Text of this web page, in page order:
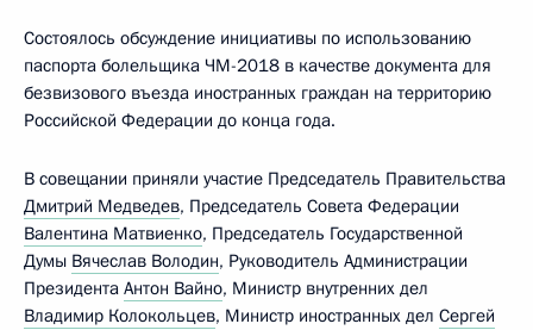
Состоялось обсуждение инициативы по использованию
паспорта болельщика ЧМ-2018 в качестве документа для
безвизового въезда иностранных граждан на территорию
Российской Федерации до конца года.
В совещании приняли участие Председатель Правительства
Дмитрий Медведев, Председатель Совета Федерации
Валентина Матвиенко, Председатель Государственной
Думы Вячеслав Володин, Руководитель Администрации
Президента Антон Вайно, Министр внутренних дел
Владимир Колокольцев, Министр иностранных дел Сергей